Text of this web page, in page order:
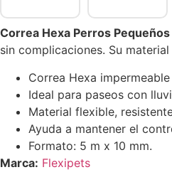
Correa Hexa Perros
sin complicaciones. Su
Correa Hexa
Ideal para paseos con
Material flexible,
Ayuda a mantener el
Formato: 5 m x 10 mm.
Marca: Flexipets